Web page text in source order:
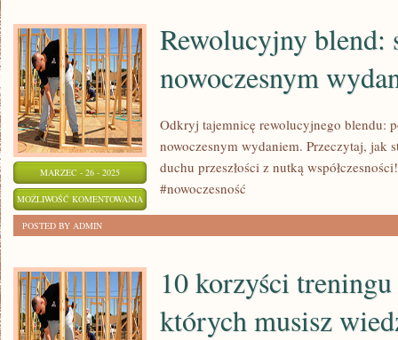
OTO
REALISTYCZNE
MARZEC - 26 - 2025
MOŻLIWOŚĆ KOMENTOWANIA
VINTAGE
NOWOCZESNYM
WYDANIU
ZOSTAŁA WYŁĄCZONA
Rewolucyjny blend:
nowoczesnym
Odkryj tajemnicę rewolucyjnego blendu:
nowoczesnym wydaniem. Przeczytaj, jak
duchu przeszłości z nutką
#nowoczesność
POSTED BY ADMIN
10 korzyści treningu
których musisz